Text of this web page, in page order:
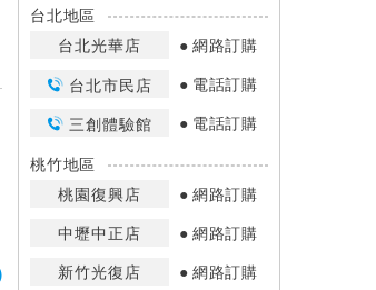
台北地區
台北光華店
網路訂購
台北市民店
電話訂購
三創體驗館
電話訂購
桃竹地區
桃園復興店
網路訂購
中壢中正店
網路訂購
新竹光復店
網路訂購